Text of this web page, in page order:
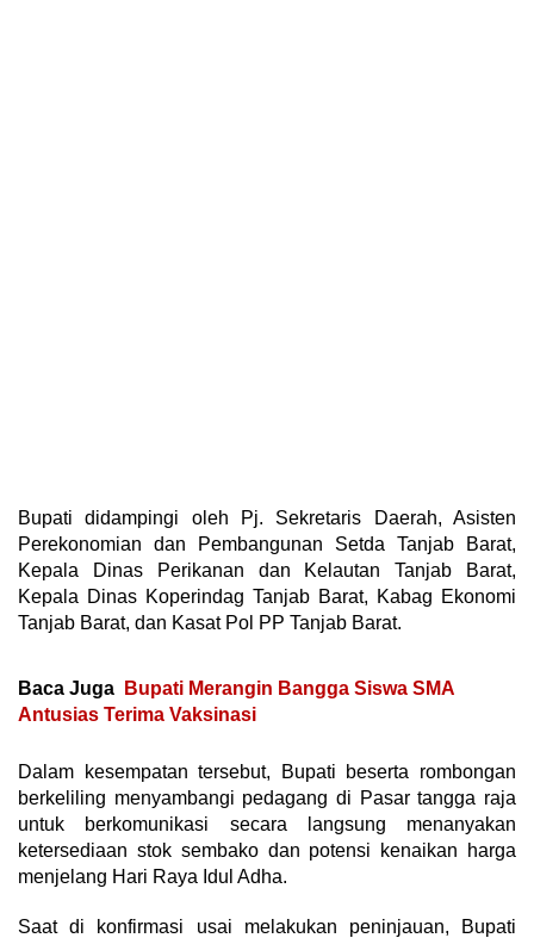
Bupati didampingi oleh Pj. Sekretaris Daerah, Asisten
Perekonomian dan Pembangunan Setda Tanjab Barat,
Kepala Dinas Perikanan dan Kelautan Tanjab Barat,
Kepala Dinas Koperindag Tanjab Barat, Kabag Ekonomi
Tanjab Barat, dan Kasat Pol PP Tanjab Barat.
Baca Juga
Bupati Merangin Bangga Siswa SMA
Antusias Terima Vaksinasi
Dalam kesempatan tersebut, Bupati beserta rombongan
berkeliling menyambangi pedagang di Pasar tangga raja
untuk berkomunikasi secara langsung menanyakan
ketersediaan stok sembako dan potensi kenaikan harga
menjelang Hari Raya Idul Adha.
Saat di konfirmasi usai melakukan peninjauan, Bupati